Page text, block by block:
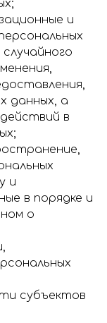
и
данных, а
в
и
в порядке и
о
субъектов